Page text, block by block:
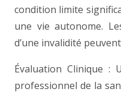
condition limite
une vie autonome.
d’une invalidité
Évaluation Clinique :
professionnel de la